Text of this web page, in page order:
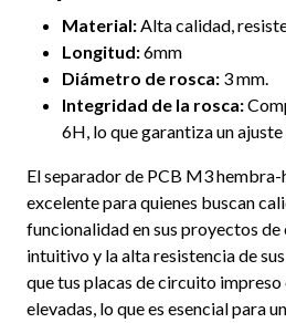
Material:Alta calidad,
Longitud:6mm
Diámetro de rosca: 3 mm.
Integridad de la rosca:
6H, lo que garantiza un
El separador de PCB M3
excelente para quienes buscan
funcionalidad en sus proyectos de
intuitivo y la alta resistencia de
que tus placas de circuito
elevadas, lo que es esencial para